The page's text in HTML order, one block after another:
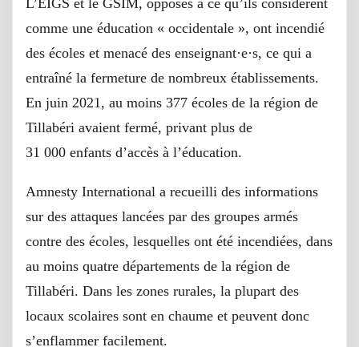
L’EIGS et le GSIM, opposés à ce qu’ils considèrent
comme une éducation « occidentale », ont incendié
des écoles et menacé des enseignant·e·s, ce qui a
entraîné la fermeture de nombreux établissements.
En juin 2021, au moins 377 écoles de la région de
Tillabéri avaient fermé, privant plus de
31 000 enfants d’accès à l’éducation.
Amnesty International a recueilli des informations
sur des attaques lancées par des groupes armés
contre des écoles, lesquelles ont été incendiées, dans
au moins quatre départements de la région de
Tillabéri. Dans les zones rurales, la plupart des
locaux scolaires sont en chaume et peuvent donc
s’enflammer facilement.